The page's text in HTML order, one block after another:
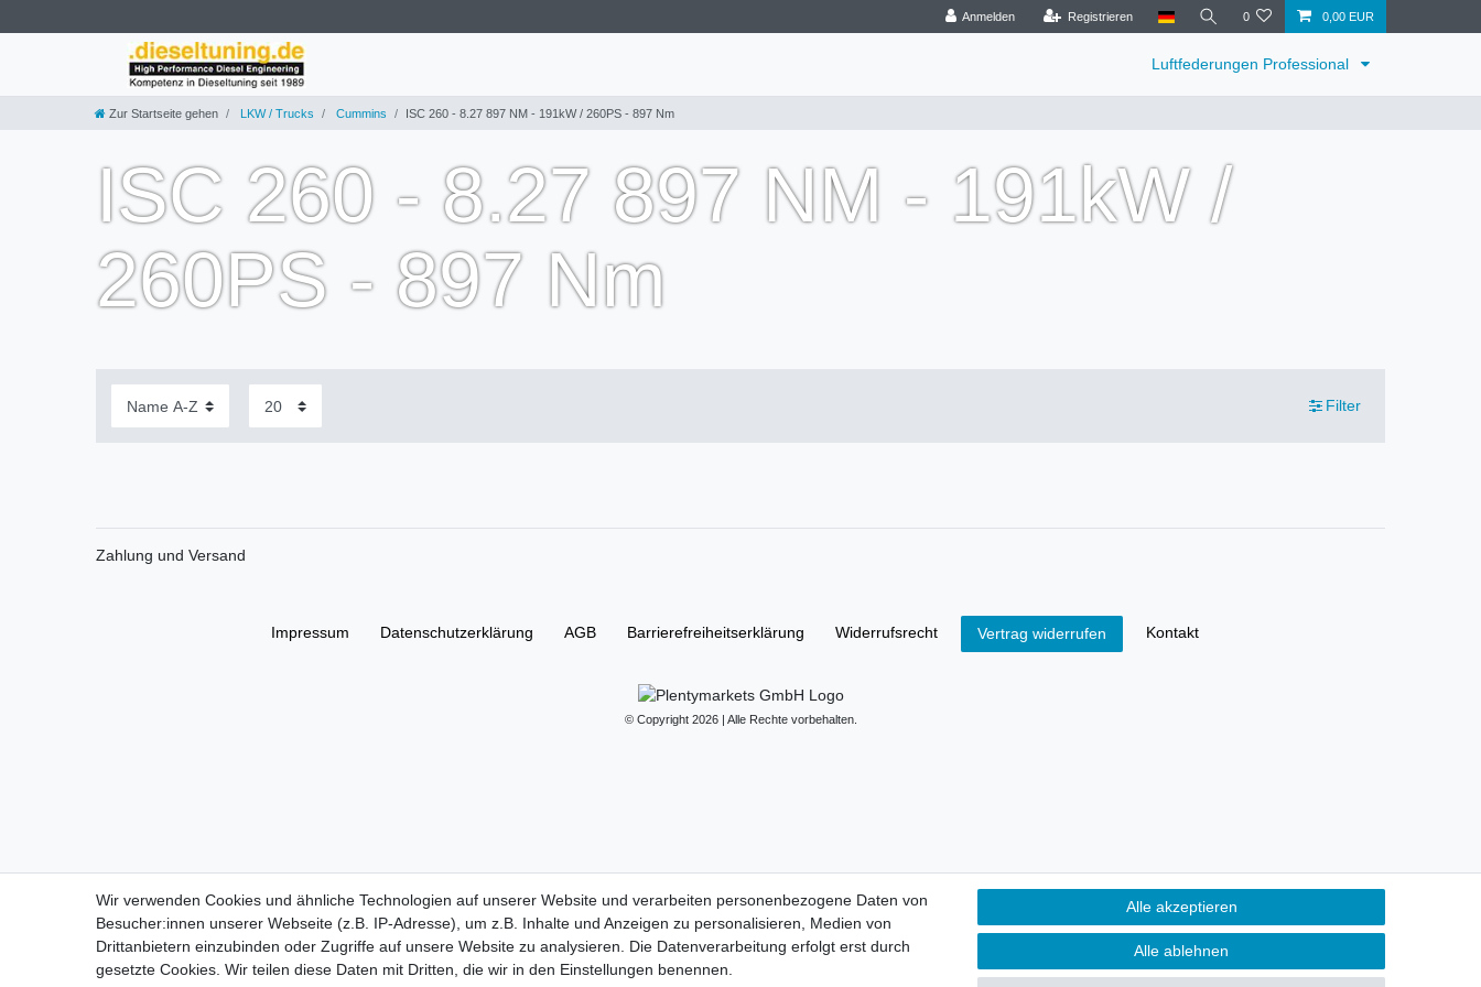
Anmelden Registrieren 0 0,00 EUR
Luftfederungen Professional
Zur Startseite gehen LKW / Trucks Cummins ISC 260 - 8.27 897 NM - 191kW / 260PS - 897 Nm
ISC 260 - 8.27 897 NM - 191kW /
260PS - 897 Nm
Filter
Zahlung und Versand
Impressum Daten­schutz­erklärung AGB Barrierefreiheitserklärung Widerrufs­recht Vertrag widerrufen Kontakt
© Copyright 2026 | Alle Rechte vorbehalten.
Wir verwenden Cookies und ähnliche Technologien auf unserer Website und verarbeiten personenbezogene Daten von
Besucher:innen unserer Webseite (z.B. IP-Adresse), um z.B. Inhalte und Anzeigen zu personalisieren, Medien von
Drittanbietern einzubinden oder Zugriffe auf unsere Website zu analysieren. Die Datenverarbeitung erfolgt erst durch
gesetzte Cookies. Wir teilen diese Daten mit Dritten, die wir in den Einstellungen benennen.
Alle akzeptieren
Alle ablehnen